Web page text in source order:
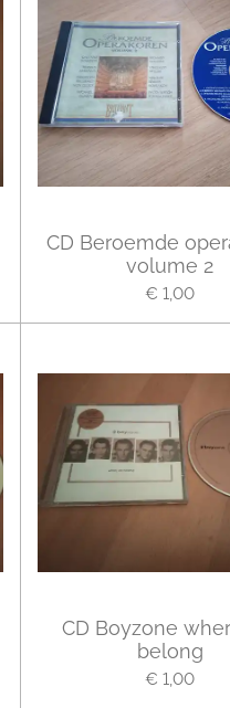
CD Beroemde
volume 2
€ 1,00
CD Boyzone
belong
€ 1,00